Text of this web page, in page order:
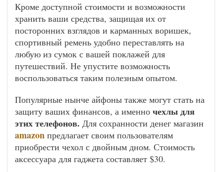
Кроме доступной стоимости и возможности
хранить ваши средства, защищая их от
посторонних взглядов и карманных воришек,
спортивный ремень удобно переставлять на
любую из сумок с вашей поклажей для
путешествий. Не упустите возможность
воспользоваться таким полезным опытом.
Популярные нынче айфоны также могут стать на
защиту ваших финансов, а именно чехлы для
этих телефонов. Для сохранности денег магазин
amazon предлагает своим пользователям
приобрести чехол с двойным дном. Стоимость
аксессуара для гаджета составляет $30.